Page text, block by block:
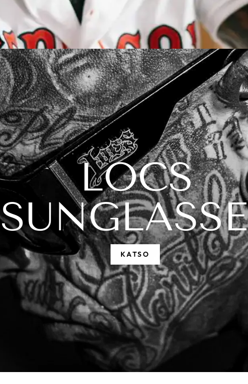
LOCS
KATSO